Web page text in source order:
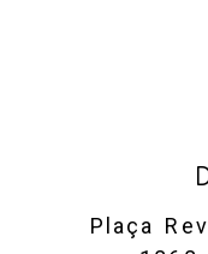
Plaça